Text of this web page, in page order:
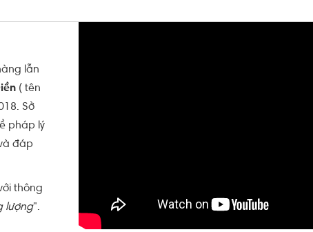
lẫn
( tên
Sở
pháp lý
đáp
thông
lượng".